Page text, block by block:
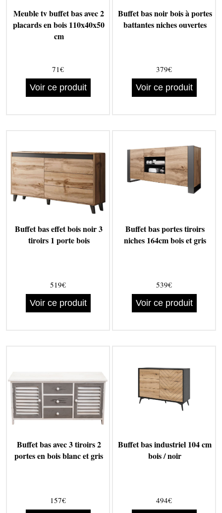
Meuble tv buffet bas avec 2
placards en bois 110x40x50
cm
71€
Voir ce produit
Buffet bas noir bois à portes
battantes niches ouvertes
379€
Voir ce produit
Buffet bas effet bois noir 3
tiroirs 1 porte bois
519€
Voir ce produit
Buffet bas portes tiroirs
niches 164cm bois et gris
539€
Voir ce produit
Buffet bas avec 3 tiroirs 2
portes en bois blanc et gris
157€
Buffet bas industriel 104 cm
bois / noir
494€